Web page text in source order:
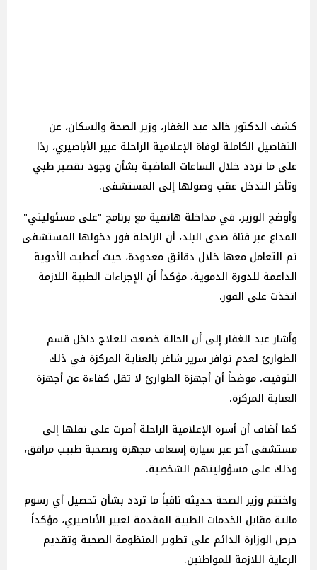
كشف الدكتور خالد عبد الغفار، وزير الصحة والسكان، عن
التفاصيل الكاملة لوفاة الإعلامية الراحلة عبير الأباصيري، ردًا
على ما تردد خلال الساعات الماضية بشأن وجود تقصير طبي
وتأخر التدخل عقب وصولها إلى المستشفى.
وأوضح الوزير، في مداخلة هاتفية مع برنامج "على مسئوليتي"
المذاع عبر قناة صدى البلد، أن الراحلة فور دخولها المستشفى
تم التعامل معها خلال دقائق معدودة، حيث أعطيت الأدوية
الداعمة للدورة الدموية، مؤكداً أن الإجراءات الطبية اللازمة
اتخذت على الفور.
وأشار عبد الغفار إلى أن الحالة خضعت للعلاج داخل قسم
الطوارئ لعدم توافر سرير شاغر بالعناية المركزة في ذلك
التوقيت، موضحاً أن أجهزة الطوارئ لا تقل كفاءة عن أجهزة
العناية المركزة.
كما أضاف أن أسرة الإعلامية الراحلة أصرت على نقلها إلى
مستشفى آخر عبر سيارة إسعاف مجهزة وبصحبة طبيب مرافق،
وذلك على مسؤوليتهم الشخصية.
واختتم وزير الصحة حديثه نافياً ما تردد بشأن تحصيل أي رسوم
مالية مقابل الخدمات الطبية المقدمة لعبير الأباصيري، مؤكداً
حرص الوزارة الدائم على تطوير المنظومة الصحية وتقديم
الرعاية اللازمة للمواطنين.